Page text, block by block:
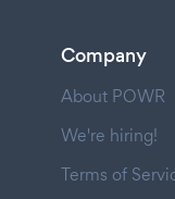
Company
About POWR
We're hiring!
Terms of